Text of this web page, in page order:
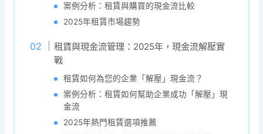
案例分析：租賃與購買的現金流比較
2025年租賃市場趨勢
租賃與現金流管理：2025年，現金流解壓實
戰
租賃如何為您的企業「解壓」現金流？
案例分析：租賃如何幫助企業成功「解壓」現
金流
2025年熱門租賃選項推薦